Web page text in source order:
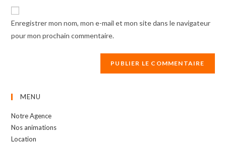
comment
website
URL
Enregistrer mon nom, mon e-mail et mon site dans le navigateur
pour mon prochain commentaire.
MENU
Notre Agence
Nos animations
Location